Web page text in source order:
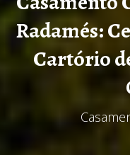
Radamés:
Cartório